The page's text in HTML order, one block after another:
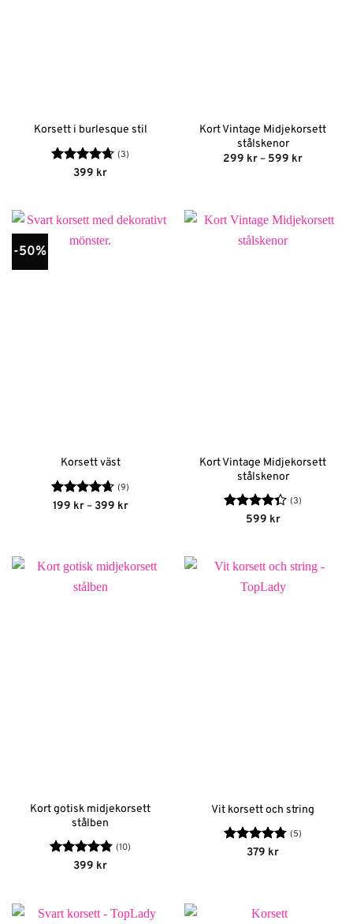
Korsett i burlesque stil
Betygsatt
(3)
399 kr
Kort Vintage Midjekorsett
stålskenor
299 kr– 599 kr
-50%
Korsett väst
Betygsatt
(9)
199 kr – 399 krPrisintervall:
Kort Vintage Midjekorsett
stålskenor
Betygsatt
(3)
599 kr
Kort gotisk midjekorsett
stålben
Betygsatt
(10)
399 kr
Vit korsett och string
Betygsatt
(5)
379 kr